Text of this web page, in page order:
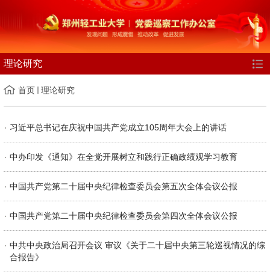
理论研究
首页 理论研究
习近平总书记在庆祝中国共产党成立105周年大会上的讲话
中办印发《通知》在全党开展树立和践行正确政绩观学习教育
中国共产党第二十届中央纪律检查委员会第五次全体会议公报
中国共产党第二十届中央纪律检查委员会第四次全体会议公报
中共中央政治局召开会议 审议《关于二十届中央第三轮巡视情况的综
合报告》